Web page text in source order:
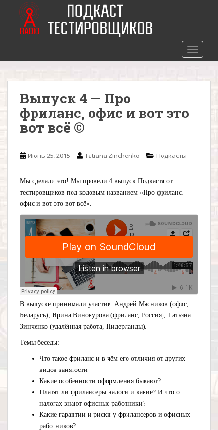
o
Выпуск 4 — Про
фриланс, офис и вот это
вот всё ©
Июнь 25, 2015 Tatiana Zinchenko Подкасты
Мы сделали это! Мы провели 4 выпуск Подкаста от
тестировщиков под кодовым названием «Про фриланс,
офис и вот это вот всё».
В выпуске принимали участие: Андрей Мясников (офис,
Беларусь), Ирина Винокурова (фриланс, Россия), Татьяна
Зинченко (удалённая работа, Нидерланды).
Темы беседы:
Что такое фриланс и в чём его отличия от других
видов занятости
Какие особенности оформления бывают?
Платят ли фрилансеры налоги и какие? И что о
налогах знают офисные работники?
Какие гарантии и риски у фрилансеров и офисных
работников?